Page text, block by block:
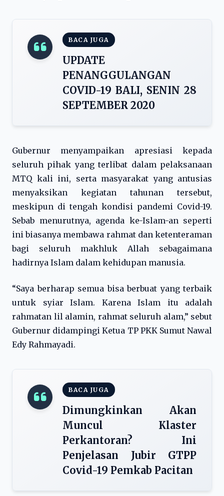
BACA JUGA
UPDATE
PENANGGULANGAN
COVID-19 BALI, SENIN 28
SEPTEMBER 2020
Gubernur menyampaikan apresiasi kepada
seluruh pihak yang terlibat dalam pelaksanaan
MTQ kali ini, serta masyarakat yang antusias
menyaksikan kegiatan tahunan tersebut,
meskipun di tengah kondisi pandemi Covid-19.
Sebab menurutnya, agenda ke-Islam-an seperti
ini biasanya membawa rahmat dan ketenteraman
bagi seluruh makhluk Allah sebagaimana
hadirnya Islam dalam kehidupan manusia.
“Saya berharap semua bisa berbuat yang terbaik
untuk syiar Islam. Karena Islam itu adalah
rahmatan lil alamin, rahmat seluruh alam,” sebut
Gubernur didampingi Ketua TP PKK Sumut Nawal
Edy Rahmayadi.
BACA JUGA
Dimungkinkan Akan
Muncul Klaster
Perkantoran? Ini
Penjelasan Jubir GTPP
Covid-19 Pemkab Pacitan